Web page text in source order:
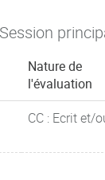
Nature de
l'évaluation
CC : Ecrit et/